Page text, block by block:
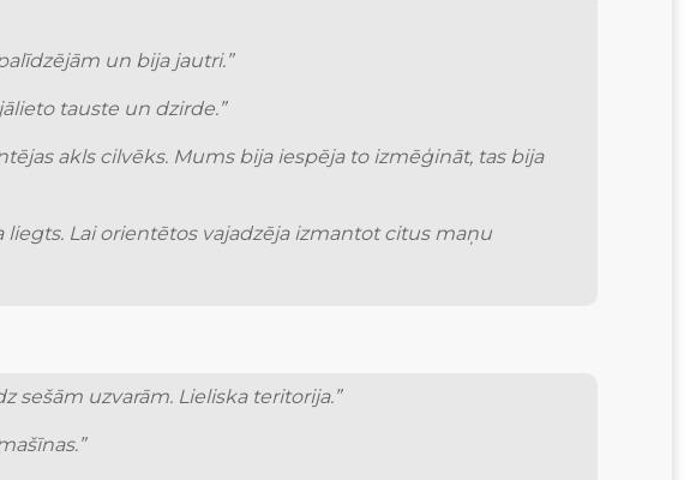
un bija jautri.”
jālieto tauste un dzirde.”
akls cilvēks. Mums bija iespēja to izmēģināt, tas bija
Lai orientētos vajadzēja izmantot citus maņu
uzvarām. Lieliska teritorija.”